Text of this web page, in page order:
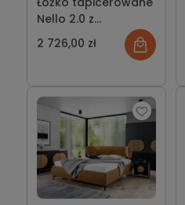
Nello 2.0 z
pojemnikiem lub bez
2 726,00 zł